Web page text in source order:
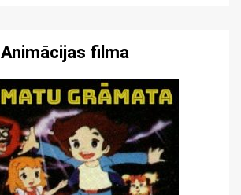
Animācijas filma